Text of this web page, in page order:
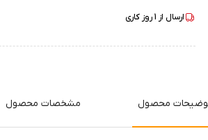
ارسال از 1روز کاری
محصول مشخصات محصول